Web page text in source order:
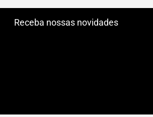
Receba nossas novidades